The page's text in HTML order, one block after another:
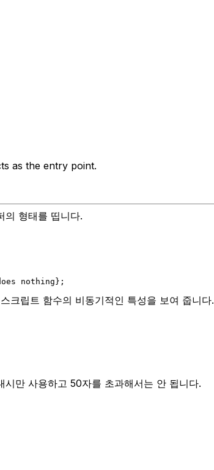
as the entry point.
의 형태를 띱니다.
nothing
};
크립트 함수의 비동기적인 특성을 보여 줍니다.
만 사용하고 50자를 초과해서는 안 됩니다.